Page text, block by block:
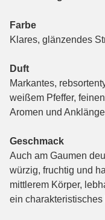
Farbe
Klares, glänzendes
Duft
Markantes,
weißem Pfeffer,
Aromen und
Geschmack
Auch am Gaumen
würzig, fruchtig und
mittlerem Körper,
ein